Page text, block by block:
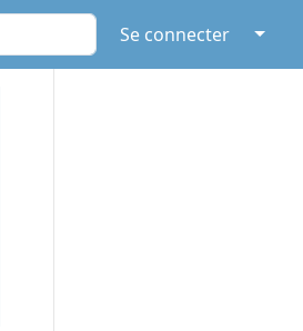
Se connecter ↓